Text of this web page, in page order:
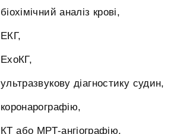
біохімічний аналіз крові,
ЕКГ,
ЕхоКГ,
ультразвукову діагностику судин,
коронарографію,
КТ або МРТ-ангіографію,